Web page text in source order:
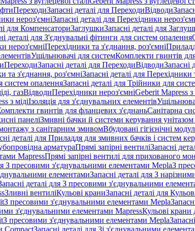
ПереходиЗапасні деталі для ПереходиВідводи
нероз'ємніЗапасні деталі для Перехідники
для КомпенсаториЗаглушкиЗапасні деталі для
деталі для З'єднувальні фітинги для систем опалення
нероз'ємніПерехідники та з'єднання, роз'ємні
Ущільнювачі для системКомплекти гвинтів
ПереходиЗапасні деталі для ПереходиВідводиЗапасні
та з'єднання, роз'ємніЗапасні деталі для
систем опаленняЗапасні деталі для Трійники для
газВідводиПерехідники нероз'ємніGeberit Mapress
з мідіІзоляція для з'єднувальних елементів
гвинтів для фланцевих з'єднаньСанітарна
панеліЗмивні бачки й системи керування
з санітарним змивомВбудовані гігієнічні
деталі для Приладдя для змивних бачків і систем
арматураПрямі запірні вентиліЗапасні
MapressПрямі запірні вентилі для прихованого
З пресовими з'єднувальними елементами MeplaЗ
елементамиЗапасні деталі для З
деталі для З пресовими з'єднувальними
Зливні вентиліКульові краниЗапасні деталі для
З пресовими з'єднувальними елементами Mepla
з'єднувальними елементами MapressКульові
З пресовими з'єднувальними елементами Mepla
CompactЗапасні деталі для Зі з'єднувальними